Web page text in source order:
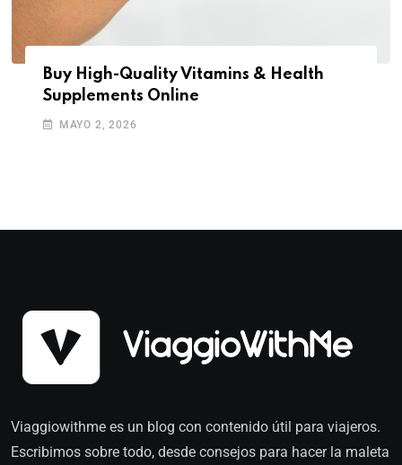
Buy High-Quality Vitamins & Health
Supplements Online
MAYO 2, 2026
Viaggiowithme es un blog con contenido útil para viajeros.
Escribimos sobre todo, desde consejos para hacer la maleta